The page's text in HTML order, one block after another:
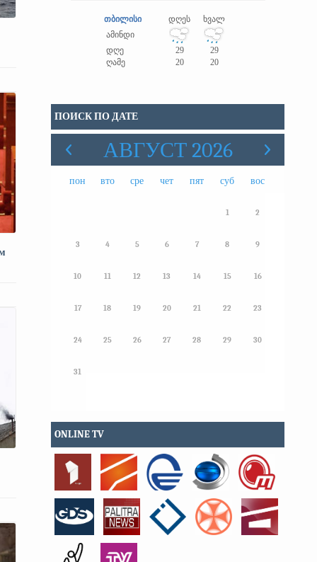
თბილისი დღეს
ხვალ
ამინდი
დღე
29
29
ღამე
20 20
ПОИСК ПО ДАТЕ
АВГУСТ 2026
пон вто сре чет пят суб вос
1 2
3 4 5 6 7 8 9
10 11 12 13 14 15 16
17 18 19 20 21 22 23
24 25 26 27 28 29 30
31
ONLINE TV